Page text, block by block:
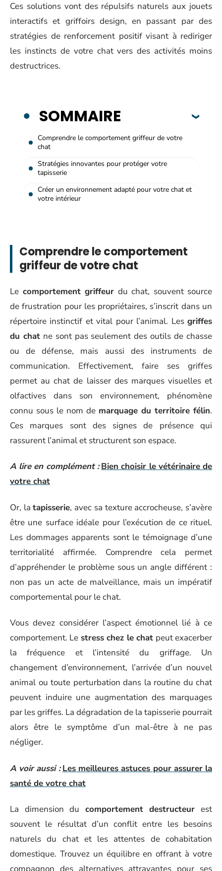
Ces solutions vont des répulsifs naturels aux jouets
interactifs et griffoirs design, en passant par des
stratégies de renforcement positif visant à rediriger
les instincts de votre chat vers des activités moins
destructrices.
SOMMAIRE
Comprendre le comportement griffeur de votre
chat
Stratégies innovantes pour protéger votre
tapisserie
Créer un environnement adapté pour votre chat et
votre intérieur
Comprendre le comportement
griffeur de votre chat
Le comportement griffeur du chat, souvent source
de frustration pour les propriétaires, s’inscrit dans un
répertoire instinctif et vital pour l’animal. Les griffes
du chatne sont pas seulement des outils de chasse
ou de défense, mais aussi des instruments de
communication. Effectivement, faire ses griffes
permet au chat de laisser des marques visuelles et
olfactives dans son environnement, phénomène
connu sous le nom de marquage du territoire félin.
Ces marques sont des signes de présence qui
rassurent l’animal et structurent son espace.
A lire en complément : Bien choisir le vétérinaire de
votre chat
Or, latapisserie, avec sa texture accrocheuse, s’avère
être une surface idéale pour l’exécution de ce rituel.
Les dommages apparents sont le témoignage d’une
territorialité affirmée. Comprendre cela permet
d’appréhender le problème sous un angle différent :
non pas un acte de malveillance, mais un impératif
comportemental pour le chat.
Vous devez considérer l’aspect émotionnel lié à ce
comportement. Le stress chez le chat peut exacerber
la fréquence et l’intensité du griffage. Un
changement d’environnement, l’arrivée d’un nouvel
animal ou toute perturbation dans la routine du chat
peuvent induire une augmentation des marquages
par les griffes. La dégradation de la tapisserie pourrait
alors être le symptôme d’un mal-être à ne pas
négliger.
A voir aussi : Les meilleures astuces pour assurer la
santé de votre chat
La dimension du comportement destructeur est
souvent le résultat d’un conflit entre les besoins
naturels du chat et les attentes de cohabitation
domestique. Trouvez un équilibre en offrant à votre